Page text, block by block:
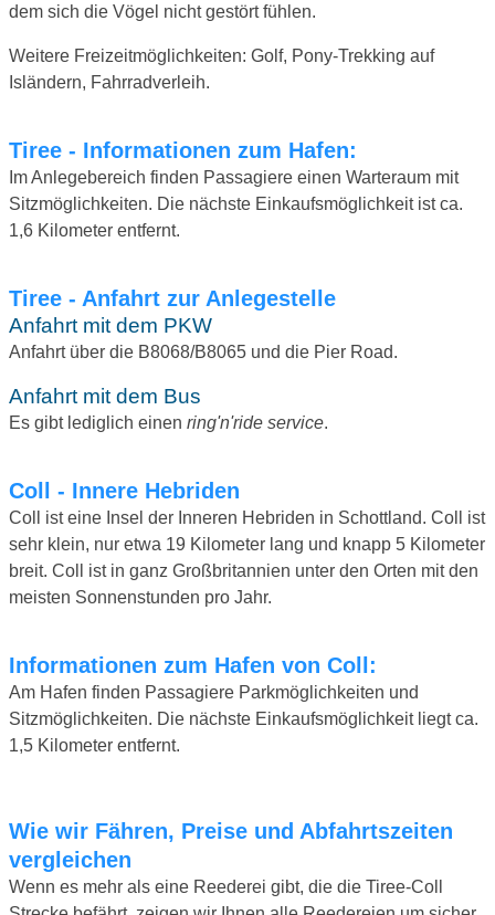
dem sich die Vögel nicht gestört fühlen.
Weitere Freizeitmöglichkeiten: Golf, Pony-Trekking auf
Isländern, Fahrradverleih.
Tiree - Informationen zum Hafen:
Im Anlegebereich finden Passagiere einen Warteraum mit
Sitzmöglichkeiten. Die nächste Einkaufsmöglichkeit ist ca.
1,6 Kilometer entfernt.
Tiree - Anfahrt zur Anlegestelle
Anfahrt mit dem PKW
Anfahrt über die B8068/B8065 und die Pier Road.
Anfahrt mit dem Bus
Es gibt lediglich einen ring'n'ride service.
Coll - Innere Hebriden
Coll ist eine Insel der Inneren Hebriden in Schottland. Coll ist
sehr klein, nur etwa 19 Kilometer lang und knapp 5 Kilometer
breit. Coll ist in ganz Großbritannien unter den Orten mit den
meisten Sonnenstunden pro Jahr.
Informationen zum Hafen von Coll:
Am Hafen finden Passagiere Parkmöglichkeiten und
Sitzmöglichkeiten. Die nächste Einkaufsmöglichkeit liegt ca.
1,5 Kilometer entfernt.
Wie wir Fähren, Preise und Abfahrtszeiten
vergleichen
Wenn es mehr als eine Reederei gibt, die die Tiree-Coll